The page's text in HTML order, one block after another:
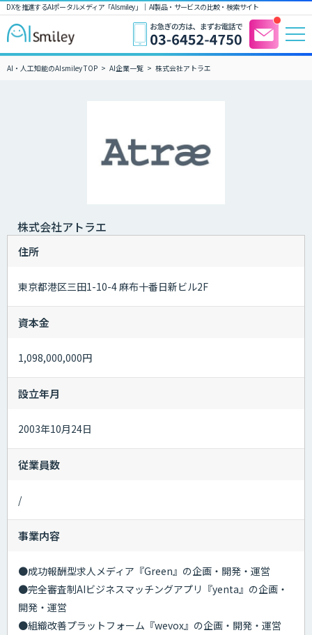
DXを推進するAIポータルメディア「AIsmiley」｜ AI製品・サービスの比較・検索サイト
AI・人工知能のAIsmiley TOP AI企業一覧 株式会社アトラエ
株式会社アトラエ
住所
東京都港区三田1-10-4 麻布十番日新ビル2F
資本金
1,098,000,000円
設立年月
2003年10月24日
従業員数
/
事業内容
●成功報酬型求人メディア『Green』の企画・開発・運営
●完全審査制AIビジネスマッチングアプリ『yenta』の企画・
開発・運営
●組織改善プラットフォーム『wevox』の企画・開発・運営